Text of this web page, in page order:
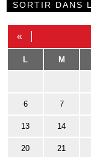
SORTIR DANS
«
L M
6 7
13 14
20 21